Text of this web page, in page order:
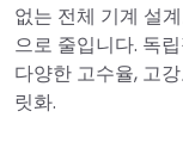
없는 전체 기계 설
으로 줄입니다. 독
다양한 고수율, 고
릿화.